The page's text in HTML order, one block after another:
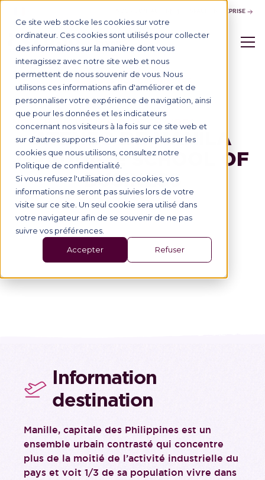
Ce site web stocke les cookies sur votre
ordinateur. Ces cookies sont utilisés pour collecter
des informations sur la manière dont vous
interagissez avec notre site web et nous
permettent de nous souvenir de vous. Nous
utilisons ces informations afin d'améliorer et de
personnaliser votre expérience de navigation, ainsi
que pour les données et les indicateurs
concernant nos visiteurs à la fois sur ce site web et
sur d'autres supports. Pour en savoir plus sur les
cookies que nous utilisons, consultez notre
Politique de confidentialité.
Si vous refusez l'utilisation des cookies, vos
informations ne seront pas suivies lors de votre
visite sur ce site. Un seul cookie sera utilisé dans
votre navigateur afin de se souvenir de ne pas
suivre vos préférences.
Accepter Refuser
ESPACE ENTREPRISE
Tous nos partenaires
NOS UNIVERSITÉS PARTENAIRES
ATENEO DE MANILA
GRADUATE SCHOOL OF
BUSINESS
Information
destination
Manille, capitale des Philippines est un
ensemble urbain contrasté qui concentre
plus de la moitié de l’activité industrielle du
pays et voit 1/3 de sa population vivre dans